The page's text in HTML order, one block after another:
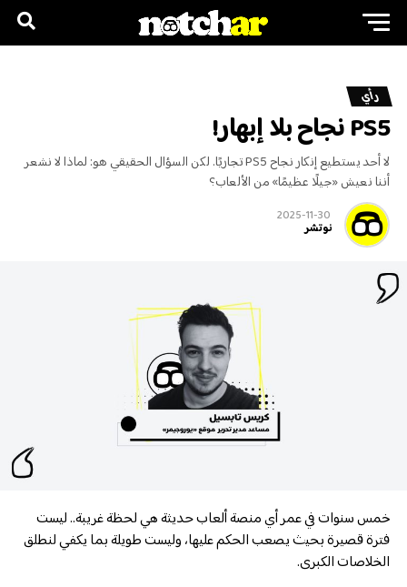
رأي
PS5 نجاح بلا إبهار!
لا أحد يستطيع إنكار نجاح PS5 تجاريًا. لكن السؤال الحقيقي هو: لماذا لا نشعر
أننا نعيش «جيلًا عظيمًا» من الألعاب؟
2025-11-30
نوتشر
خمس سنوات في عمر أي منصة ألعاب حديثة هي لحظة غريبة.. ليست
فترة قصيرة بحيث يصعب الحكم عليها، وليست طويلة بما يكفي لنطلق
الخلاصات الكبرى.